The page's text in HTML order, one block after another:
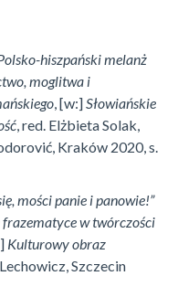
hiszpański melanż
moglitwa i
, [w:] Słowiańskie
, red. Elżbieta Solak,
Kraków 2020, s.
mości panie i panowie!”
w twórczości
Kulturowy obraz
Szczecin